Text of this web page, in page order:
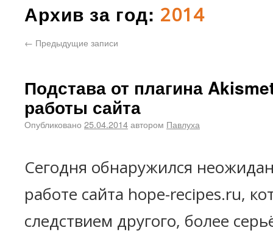
Архив за год: 2014
← Предыдущие записи
Подстава от плагина
работы сайта
Опубликовано 25.04.2014автором Павлуха
Сегодня обнаружился
работе сайта hope-recipes.ru,
следствием другого, более